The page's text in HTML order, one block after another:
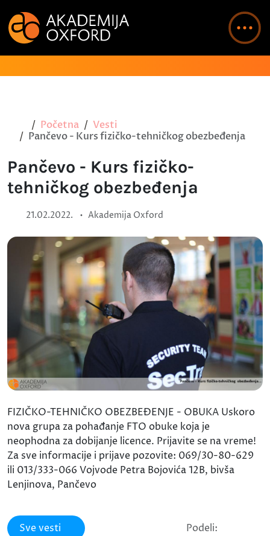
Početna
Vesti
Pančevo - Kurs fizičko-tehničkog obezbeđenja
Pančevo - Kurs fizičko-
tehničkog obezbeđenja
21.02.2022. • Akademija Oxford
FIZIČKO-TEHNIČKO OBEZBEĐENJE - OBUKA Uskoro
nova grupa za pohađanje FTO obuke koja je
neophodna za dobijanje licence. Prijavite se na vreme!
Za sve informacije i prijave pozovite: 069/30-80-629
ili 013/333-066 Vojvode Petra Bojovića 12B, bivša
Lenjinova, Pančevo
Sve vesti Podeli: